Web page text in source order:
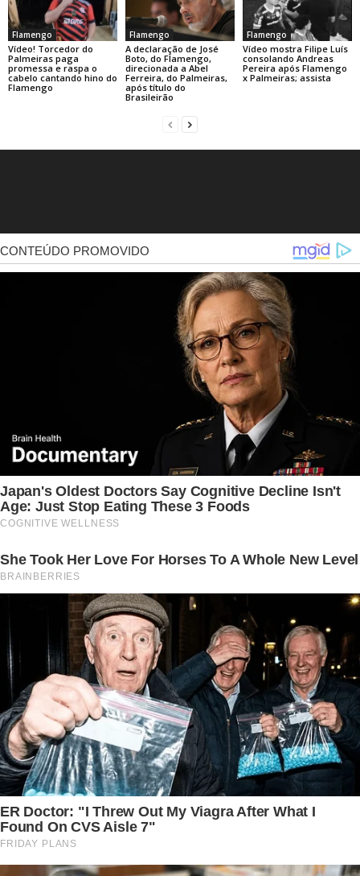
Flamengo
Vídeo! Torcedor do
Palmeiras paga
promessa e raspa o
cabelo cantando hino do
Flamengo
Flamengo
A declaração de José
Boto, do Flamengo,
direcionada a Abel
Ferreira, do Palmeiras,
após título do
Brasileirão
Flamengo
Vídeo mostra Filipe Luís
consolando Andreas
Pereira após Flamengo
x Palmeiras; assista